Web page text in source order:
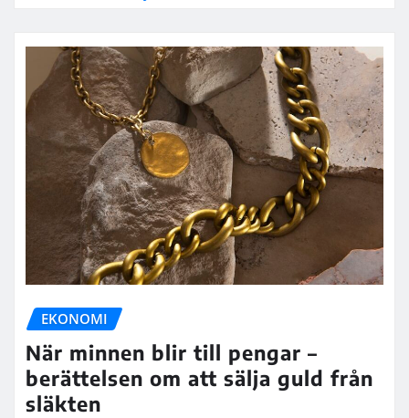
EKONOMI
När minnen blir till pengar –
berättelsen om att sälja guld från
släkten